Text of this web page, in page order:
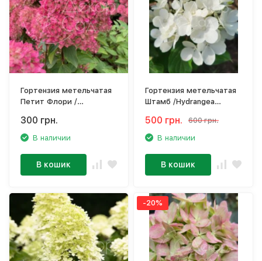
Гортензия метельчатая
Петит Флори /
'Petite Flori'
300 грн.
В наличии
В кошик
Гортензия метельчатая
Штамб /Hydrangea
500 грн. 600 грн.
В наличии
В кошик
-20%